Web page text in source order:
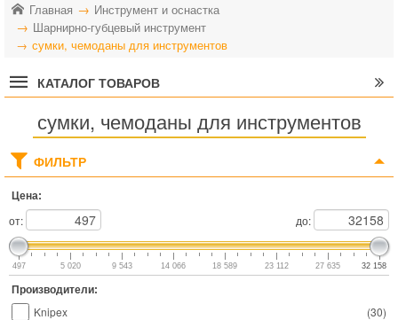
Главная
Инструмент и оснастка
Шарнирно-губцевый инструмент
сумки, чемоданы для инструментов
КАТАЛОГ ТОВАРОВ
сумки, чемоданы для инструментов
ФИЛЬТР
Цена:
от: до:
497 5 020 9 543 14 066 18 589 23 112 27 635 32 158
Производители:
(30)
Knipex